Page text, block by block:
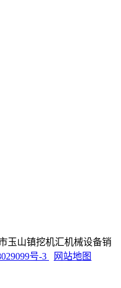
玉山镇挖机汇机械设备销
号-3 网站地图